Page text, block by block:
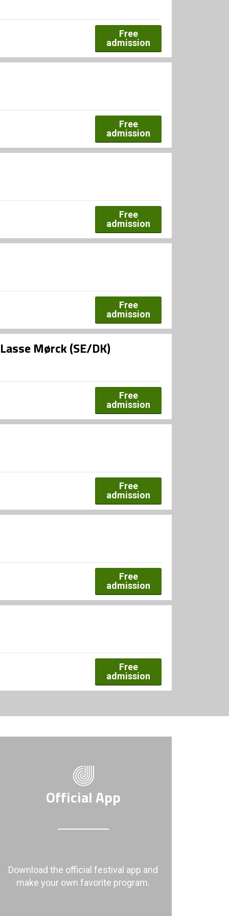
Free
admission
Free
admission
Free
admission
Free
admission
Mørck (SE/DK)
Free
admission
Free
admission
Free
admission
Free
admission
Official App
Download the official festival app and
make your own favorite program.